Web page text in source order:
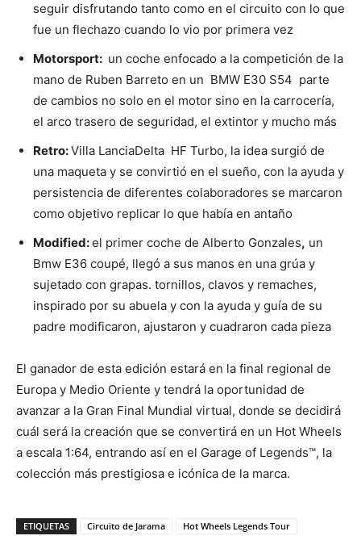
seguir disfrutando tanto como en el circuito con lo que
fue un flechazo cuando lo vio por primera vez
Motorsport: un coche enfocado a la competición de la
mano de Ruben Barreto en un BMW E30 S54 parte
de cambios no solo en el motor sino en la carrocería,
el arco trasero de seguridad, el extintor y mucho más
Retro:Villa LanciaDelta HF Turbo, la idea surgió de
una maqueta y se convirtió en el sueño, con la ayuda y
persistencia de diferentes colaboradores se marcaron
como objetivo replicar lo que había en antaño
Modified:el primer coche de Alberto Gonzales, un
Bmw E36 coupé, llegó a sus manos en una grúa y
sujetado con grapas. tornillos, clavos y remaches,
inspirado por su abuela y con la ayuda y guía de su
padre modificaron, ajustaron y cuadraron cada pieza
El ganador de esta edición estará en la final regional de
Europa y Medio Oriente y tendrá la oportunidad de
avanzar a la Gran Final Mundial virtual, donde se decidirá
cuál será la creación que se convertirá en un Hot Wheels
a escala 1:64, entrando así en el Garage of Legends™, la
colección más prestigiosa e icónica de la marca.
ETIQUETAS Circuito de Jarama Hot Wheels Legends Tour